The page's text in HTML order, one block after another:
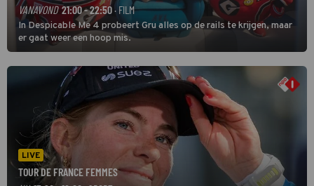
VANAVOND 21:00 - 22:50 · FILM
In Despicable Me 4 probeert Gru alles op de rails te krijgen, maar
er gaat weer een hoop mis.
LIVE
TOUR DE FRANCE FEMMES